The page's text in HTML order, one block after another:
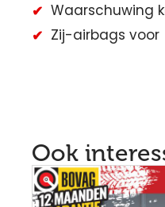
Waarschuwing
Zij-airbags voor
Ook